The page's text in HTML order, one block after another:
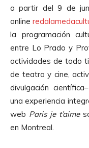
a partir del 9 de
online
la programación
entre Lo Prado y
actividades de todo
de teatro y cine,
divulgación
una experiencia
web Paris je t’aime
en Montreal.